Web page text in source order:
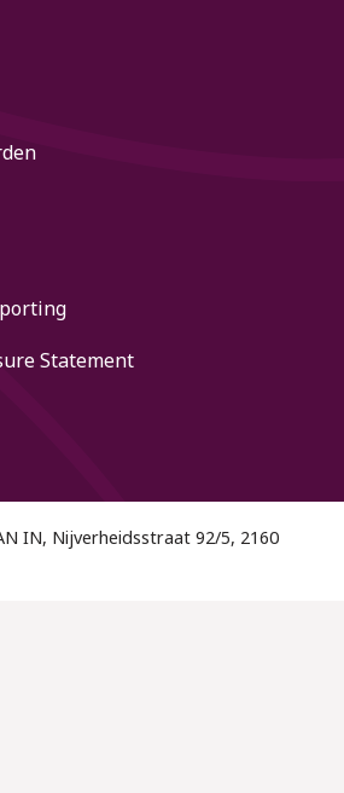
Statement
IN, Nijverheidsstraat 92/5, 2160